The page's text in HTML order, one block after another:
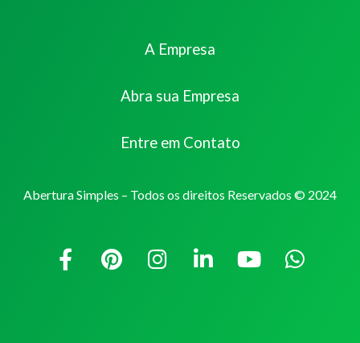
A Empresa
Abra sua Empresa
Entre em Contato
Abertura Simples – Todos os direitos Reservados © 2024